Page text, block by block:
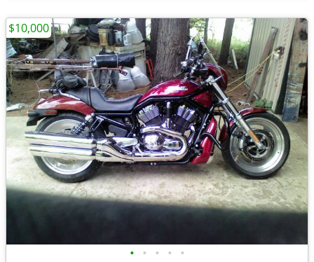
• • • • •
$10,000